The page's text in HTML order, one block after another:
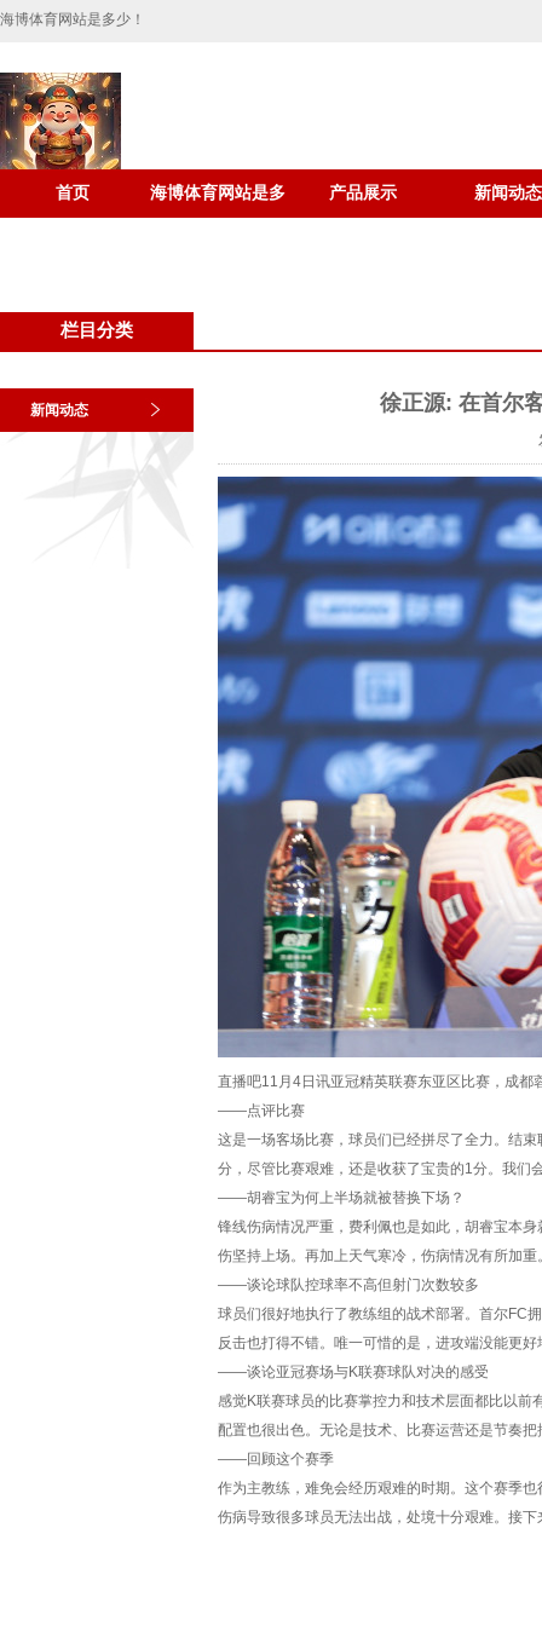
海博体育网站是多少！
首页 海博体育网站是多 产品展示 新闻动态
栏目分类
新闻动态 徐正源: 在首尔
直播吧11月4日讯亚冠精英联赛东亚区比赛，成
——点评比赛
这是一场客场比赛，球员们已经拼尽了全力。结
分，尽管比赛艰难，还是收获了宝贵的1分。我们
——胡睿宝为何上半场就被替换下场？
锋线伤病情况严重，费利佩也是如此，胡睿宝本
伤坚持上场。再加上天气寒冷，伤病情况有所加
——谈论球队控球率不高但射门次数较多
球员们很好地执行了教练组的战术部署。首尔FC
反击也打得不错。唯一可惜的是，进攻端没能更
——谈论亚冠赛场与K联赛球队对决的感受
感觉K联赛球员的比赛掌控力和技术层面都比以
配置也很出色。无论是技术、比赛运营还是节奏
——回顾这个赛季
作为主教练，难免会经历艰难的时期。这个赛季
伤病导致很多球员无法出战，处境十分艰难。接